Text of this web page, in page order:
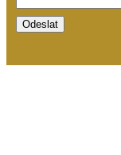
Odeslat